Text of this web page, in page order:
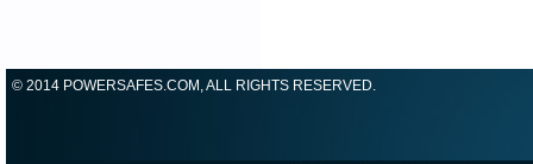
© 2014 POWERSAFES.COM, ALL RIGHTS RESERVED.